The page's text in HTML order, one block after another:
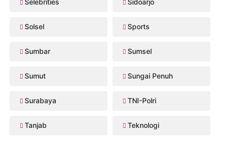
Selebrities Sidoarjo
Solsel Sports
Sumbar Sumsel
Sumut Sungai Penuh
Surabaya TNI-Polri
Tanjab Teknologi